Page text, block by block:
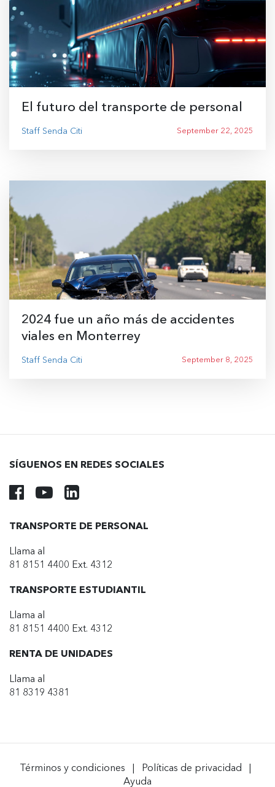
El futuro del transporte de personal
Staff Senda Citi September 22, 2025
2024 fue un año más de accidentes
viales en Monterrey
Staff Senda Citi September 8, 2025
SÍGUENOS EN REDES SOCIALES
TRANSPORTE DE PERSONAL
Llama al
81 8151 4400 Ext. 4312
TRANSPORTE ESTUDIANTIL
Llama al
81 8151 4400 Ext. 4312
RENTA DE UNIDADES
Llama al
81 8319 4381
Términos y condiciones Políticas de privacidad
Ayuda